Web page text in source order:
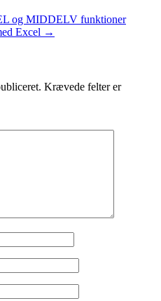
og MIDDELV funktioner
Excel →
Krævede felter er